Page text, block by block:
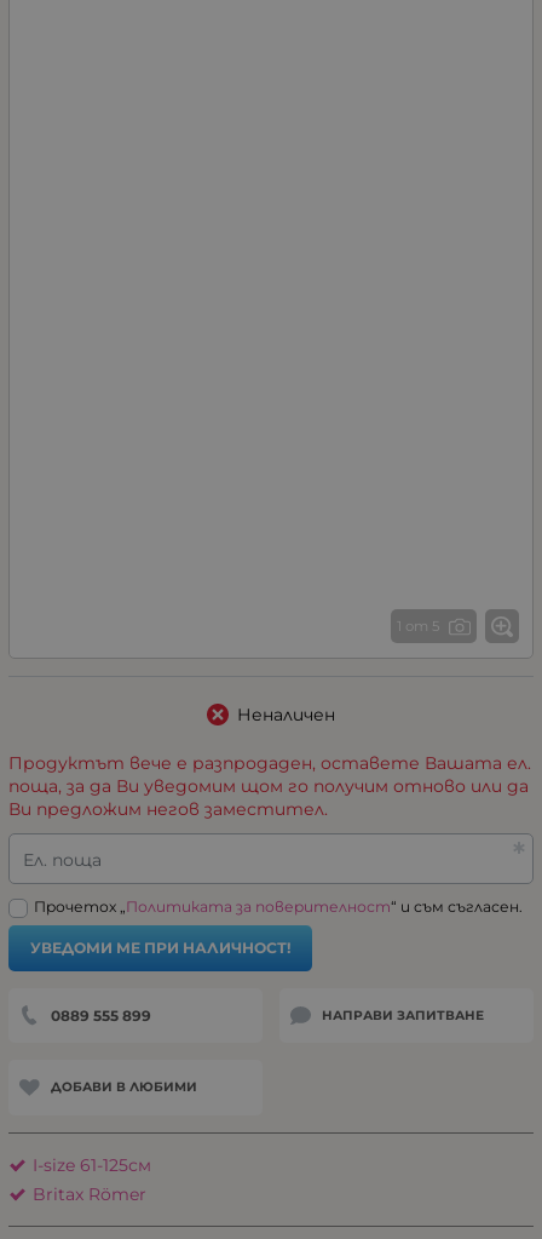
1 от 5
Неналичен
Продуктът вече е разпродаден, оставете Вашата ел.
поща, за да Ви уведомим щом го получим отново или да
Ви предложим негов заместител.
Ел. поща
Прочетох „ Политиката за поверителност“ и съм съгласен.
УВЕДОМИ МЕ ПРИ НАЛИЧНОСТ!
0889 555 899 НАПРАВИ ЗАПИТВАНЕ
ДОБАВИ В ЛЮБИМИ
I-size 61-125см
Britax Römer